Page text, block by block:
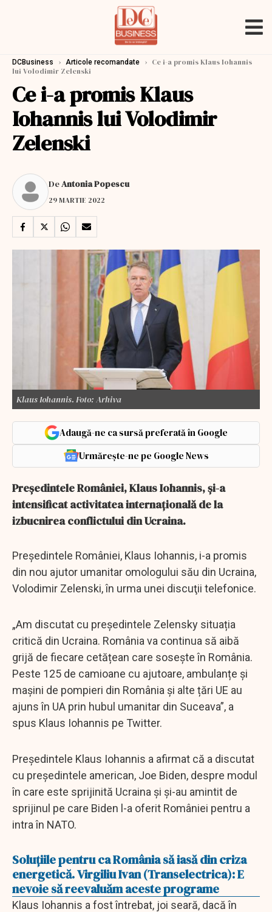
DCBusiness › Articole recomandate › Ce i-a promis Klaus Iohannis
lui Volodimir Zelenski
Ce i-a promis Klaus
Iohannis lui Volodimir
Zelenski
DeAntonia Popescu
29 MARTIE 2022
Klaus Iohannis. Foto: Arhiva
Adaugă-ne ca sursă preferată în Google
Urmărește-ne pe Google News
Preşedintele României, Klaus Iohannis, şi-a
intensificat activitatea internaţională de la
izbucnirea conflictului din Ucraina.
Preşedintele României, Klaus Iohannis, i-a promis
din nou ajutor umanitar omologului său din Ucraina,
Volodimir Zelenski, în urma unei discuţii telefonice.
„Am discutat cu președintele Zelensky situația
critică din Ucraina. România va continua să aibă
grijă de fiecare cetățean care sosește în România.
Peste 125 de camioane cu ajutoare, ambulanțe și
mașini de pompieri din România și alte țări UE au
ajuns în UA prin hubul umanitar din Suceava”, a
spus Klaus Iohannis pe Twitter.
Preşedintele Klaus Iohannis a afirmat că a discutat
cu preşedintele american, Joe Biden, despre modul
în care este sprijinită Ucraina şi şi-au amintit de
sprijinul pe care Biden l-a oferit României pentru a
intra în NATO.
Soluţiile pentru ca România să iasă din criza
energetică. Virgiliu Ivan (Transelectrica): E
nevoie să reevaluăm aceste programe
Klaus Iohannis a fost întrebat, joi seară, dacă în